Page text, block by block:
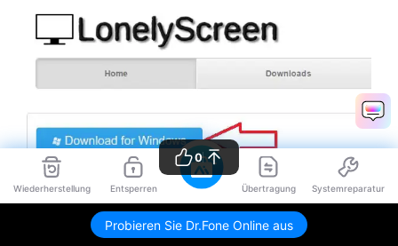
Wiederherstellung Entsperren Übertragung Systemreparatur
Probieren Sie Dr.Fone Online aus
0